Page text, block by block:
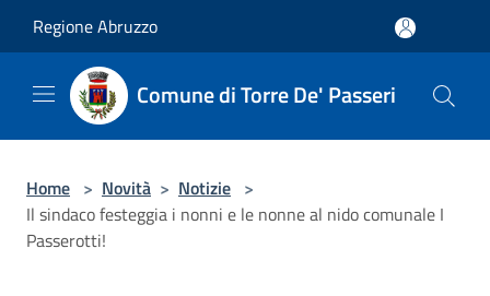
Regione Abruzzo
Comune di Torre De' Passeri
Home > Novità > Notizie >
Il sindaco festeggia i nonni e le nonne al nido comunale I
Passerotti!